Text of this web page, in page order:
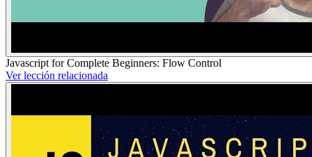
Javascript for Complete Beginners: Flow Control
Ver lección relacionada